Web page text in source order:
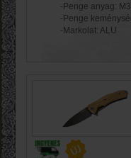
-Penge anyag:
-Penge
-Markolat: ALU